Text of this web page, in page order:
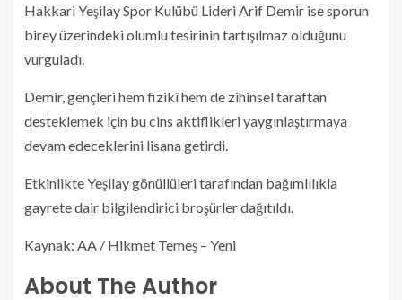
Hakkari Yeşilay Spor Kulübü Lideri Arif Demir ise sporun
birey üzerindeki olumlu tesirinin tartışılmaz olduğunu
vurguladı.
Demir, gençleri hem fizikî hem de zihinsel taraftan
desteklemek için bu cins aktiflikleri yaygınlaştırmaya
devam edeceklerini lisana getirdi.
Etkinlikte Yeşilay gönüllüleri tarafından bağımlılıkla
gayrete dair bilgilendirici broşürler dağıtıldı.
Kaynak: AA / Hikmet Temeş – Yeni
About The Author